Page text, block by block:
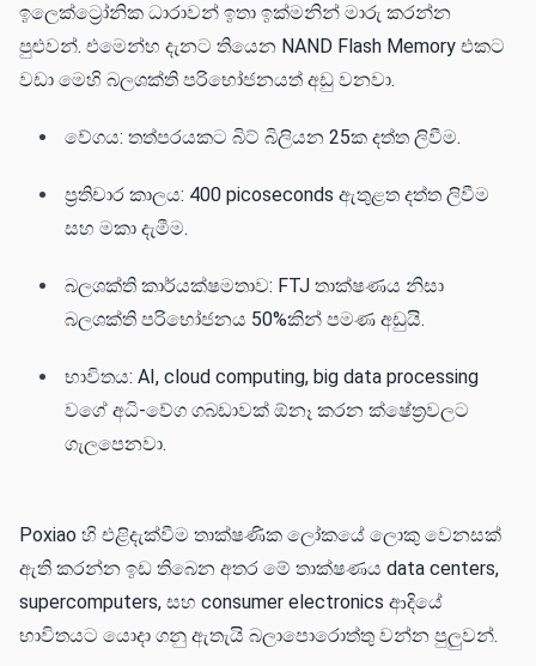
ඉලෙක්ට්‍රෝනික ධාරාවන් ඉතා ඉක්මනින් මාරු කරන්න
පුළුවන්. එමෙන්හ දැනට තියෙන NAND Flash Memory එකට
වඩා මෙහි බලශක්ති පරිභෝජනයත් අඩු වනවා.
වේගය: තත්පරයකට බිට් බිලියන 25ක දත්ත ලිවීම.
ප්‍රතිචාර කාලය: 400 picoseconds ඇතුළත දත්ත ලිවීම
සහ මකා දැමීම.
බලශක්ති කාර්යක්ෂමතාව: FTJ තාක්ෂණය නිසා
බලශක්ති පරිභෝජනය 50%කින් පමණ අඩුයි.
භාවිතය: AI, cloud computing, big data processing
වගේ අධි-වේග ගබඩාවක් ඕනෑ කරන ක්ෂේත්‍රවලට
ගැලපෙනවා.
Poxiao හි එළිදැක්වීම තාක්ෂණික ලෝකයේ ලොකු වෙනසක්
ඇති කරන්න ඉඩ තිබෙන අතර මේ තාක්ෂණය data centers,
supercomputers, සහ consumer electronics ආදියේ
භාවිතයට යොදා ගනු ඇතැයි බලාපොරොත්තු වන්න පුලුවන්.